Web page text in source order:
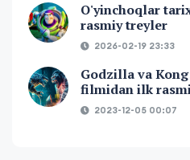
O'yinchoqlar
rasmiy treyler
2026-02-19 23:33
Godzilla va
filmidan ilk
2023-12-05 00:07